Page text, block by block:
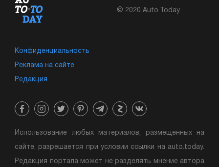
© 2020 Auto.Today
Конфиденциальность
Реклама на сайте
Редакция
Использование любых материалов, размещенных на
сайте, разрешается при условии ссылки на auto.today.
Редакция портала может не разделять мнение автора